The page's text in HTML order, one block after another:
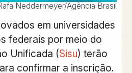
Neddermeyer/Agência Brasil
em universidades
federais por meio do
Unificada (Sisu) terão
confirmar a inscrição.